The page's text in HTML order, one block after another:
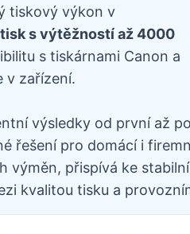
tiskový výkon v
s výtěžností až 4000
s tiskárnami Canon a
v zařízení.
výsledky od první až
řešení pro domácí i
výměn, přispívá ke
kvalitou tisku a